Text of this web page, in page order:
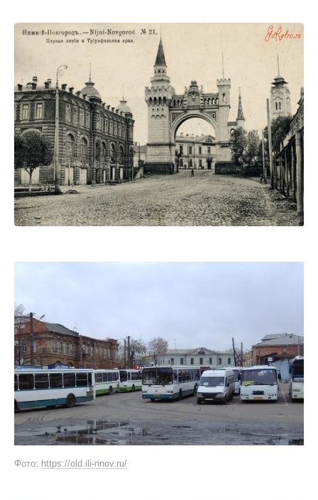
Фото: https://old.ili-nnov.ru/